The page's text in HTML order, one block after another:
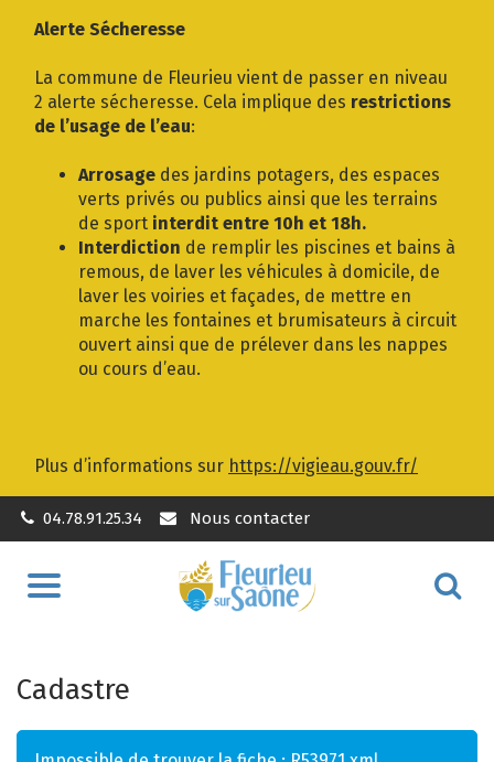
Alerte Sécheresse
La commune de Fleurieu vient de passer en niveau
2 alerte sécheresse. Cela implique des restrictions
de l’usage de l’eau:
Arrosage des jardins potagers, des espaces
verts privés ou publics ainsi que les terrains
de sport interdit entre 10h et 18h.
Interdiction de remplir les piscines et bains à
remous, de laver les véhicules à domicile, de
laver les voiries et façades, de mettre en
marche les fontaines et brumisateurs à circuit
ouvert ainsi que de prélever dans les nappes
ou cours d’eau.
Plus d’informations sur https://vigieau.gouv.fr/
04.78.91.25.34 Nous contacter
Aller
Cadastre